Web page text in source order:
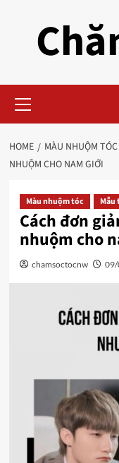
Menu
HOME MÀU NHUỘM TÓC
NHUỘM CHO NAM GIỚI
Màu nhuộm tóc Mẫu
Cách đơn
nhuộm cho
chamsoctocnw